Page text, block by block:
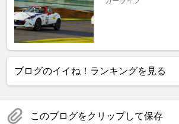
ブログのイイね！ランキングを見る
このブログをクリップして保存